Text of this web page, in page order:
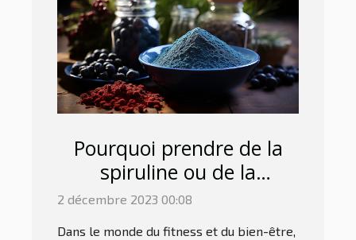
Pourquoi prendre de la
spiruline ou de la
phycocyanine pour le
sport ?
2 décembre 2023 00:08
Dans le monde du fitness et du bien-être,